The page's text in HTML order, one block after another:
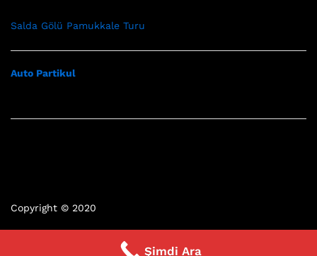
Salda Gölü Pamukkale Turu
Auto Partikul
Copyright © 2020
Şimdi Ara